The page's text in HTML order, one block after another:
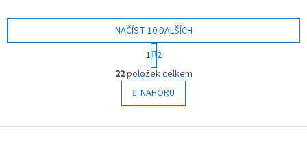
C dock, repro 2x 3W
Overdrive) • AMD FreeSync...
O
v
l
á
NAČÍST 10 DALŠÍCH
S
t
r
á
n
k
v
1 2
22položek celkem
NAHORU
Z